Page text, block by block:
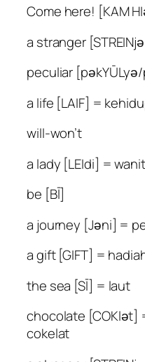
Come here! [KAM
a stranger
peculiar
a life [LAIF] =
will-won’t
a lady [LEIdi] =
be [BĪ]
a journey [Jәni] =
a gift [GIFT] =
the sea [SĪ] = laut
chocolate [COKlәt]
cokelat